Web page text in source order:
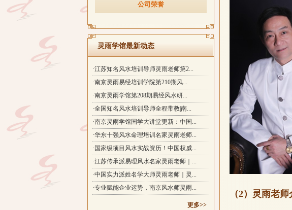
公司荣誉
灵雨学馆最新动态
·江苏知名风水培训导师灵雨老师第2...
·南京灵雨易经培训学院第210期风...
·南京灵雨学馆第208期易经风水研...
·全国知名风水培训导师全程带教|南...
·南京灵雨学馆国学大讲堂更新：中国...
·华东十强风水命理培训名家灵雨老师...
·国家级项目风水实战资历！中国权威...
·江苏传承派易理风水名家灵雨老师｜...
·中国实力派姓名学大师灵雨老师｜灵...
·专业赋能企业运势，南京风水师灵雨...
更多>>
（2）灵雨老